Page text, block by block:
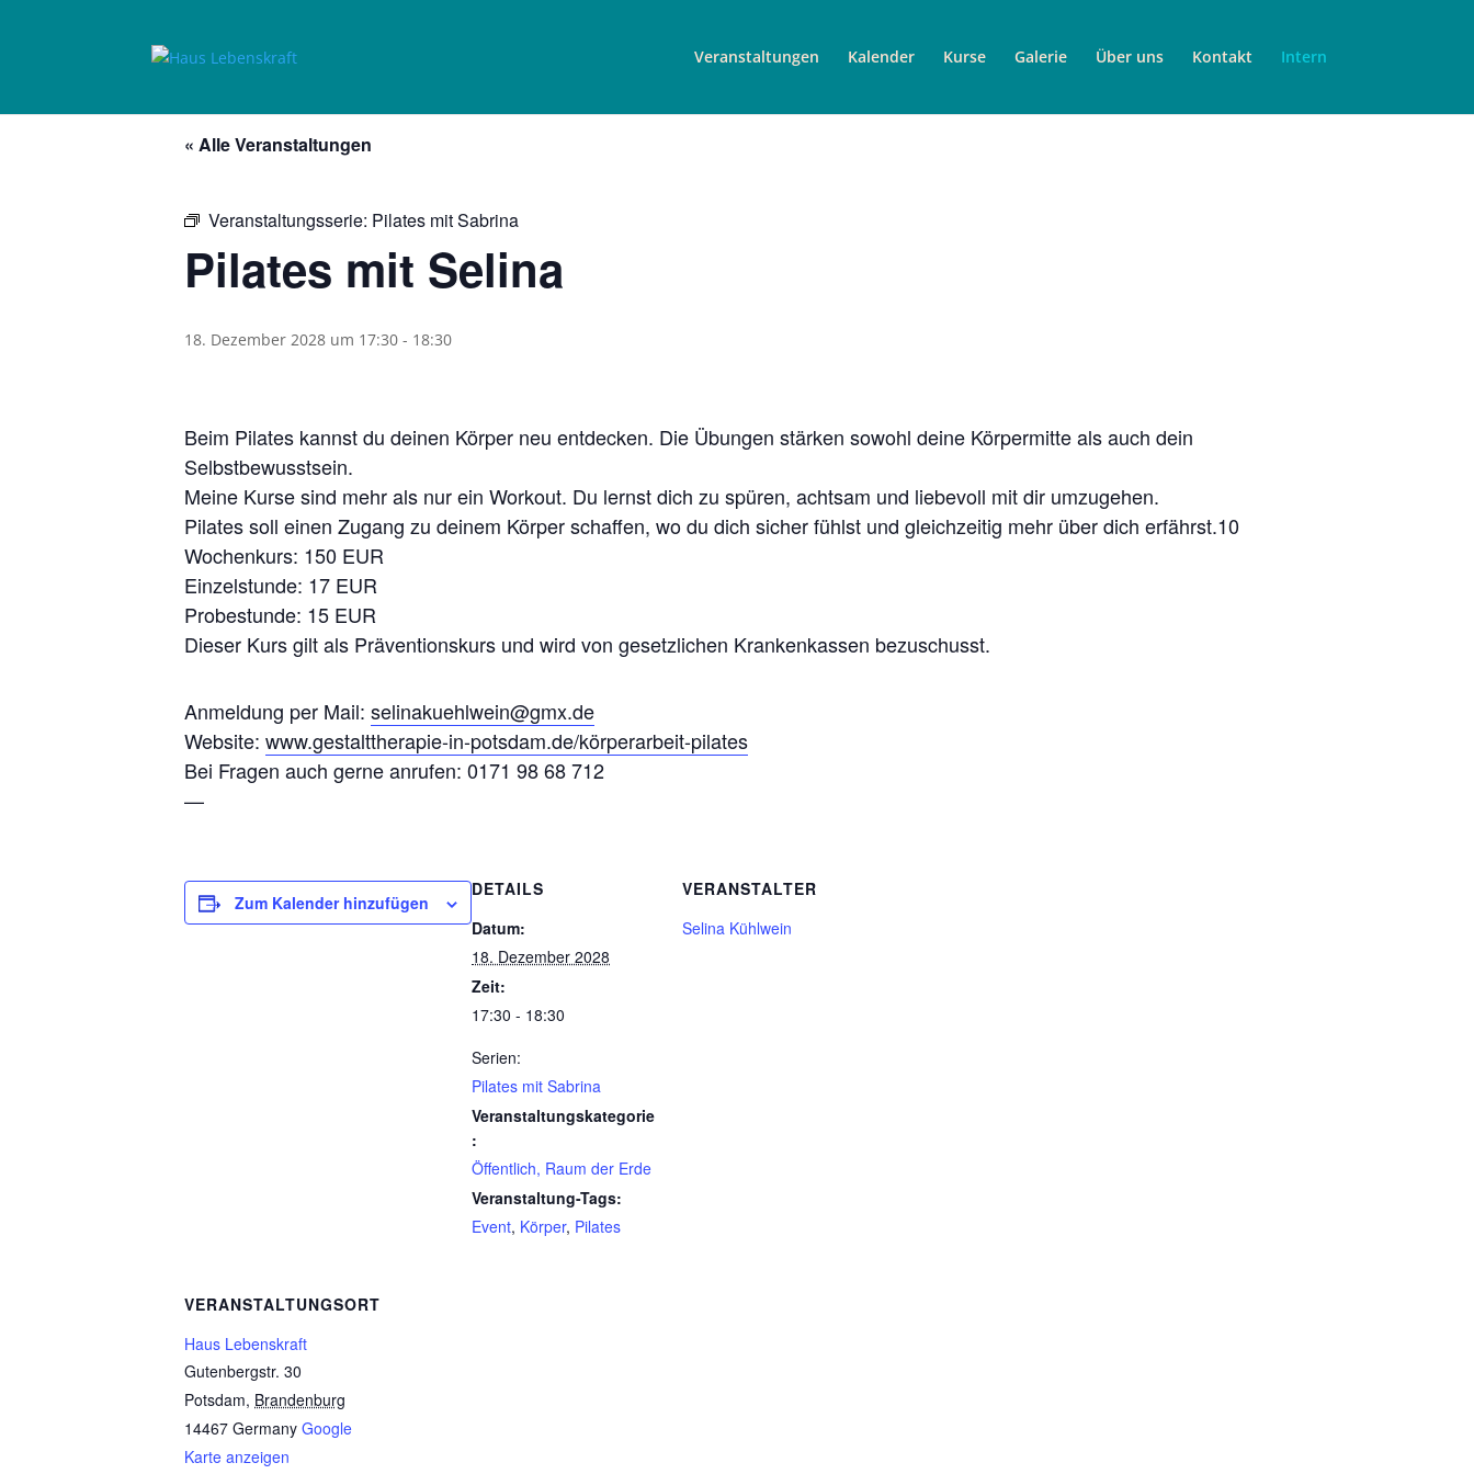
Veranstaltungen Kalender Kurse Galerie Über uns Kontakt Intern
« Alle Veranstaltungen
Veranstaltungsserie: Pilates mit Sabrina
Pilates mit Selina
18. Dezember 2028 um 17:30 - 18:30
Beim Pilates kannst du deinen Körper neu entdecken. Die Übungen stärken sowohl deine Körpermitte als auch dein
Selbstbewusstsein.
Meine Kurse sind mehr als nur ein Workout. Du lernst dich zu spüren, achtsam und liebevoll mit dir umzugehen.
Pilates soll einen Zugang zu deinem Körper schaffen, wo du dich sicher fühlst und gleichzeitig mehr über dich erfährst.10
Wochenkurs: 150 EUR
Einzelstunde: 17 EUR
Probestunde: 15 EUR
Dieser Kurs gilt als Präventionskurs und wird von gesetzlichen Krankenkassen bezuschusst.
Anmeldung per Mail: selinakuehlwein@gmx.de
Website: www.gestalttherapie-in-potsdam.de/körperarbeit-pilates
Bei Fragen auch gerne anrufen: 0171 98 68 712
—
Zum Kalender hinzufügen
DETAILS
Datum:
18. Dezember 2028
Zeit:
17:30 - 18:30
Serien:
Pilates mit Sabrina
Veranstaltungskategorie
:
Öffentlich, Raum der Erde
Veranstaltung-Tags:
Event, Körper, Pilates
VERANSTALTER
Selina Kühlwein
VERANSTALTUNGSORT
Haus Lebenskraft
Gutenbergstr. 30
Potsdam, Brandenburg
14467 Germany Google
Karte anzeigen